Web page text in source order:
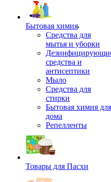
Бытовая химия
Средства для
мытья и уборки
средства и
антисептики
Мыло
Средства для
стирки
Бытовая химия для
дома
Репелленты
Товары для Пасхи